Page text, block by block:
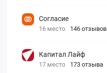
Согласие
16 место 146 отзывов
Капитал Лайф
17 место 173 отзыва